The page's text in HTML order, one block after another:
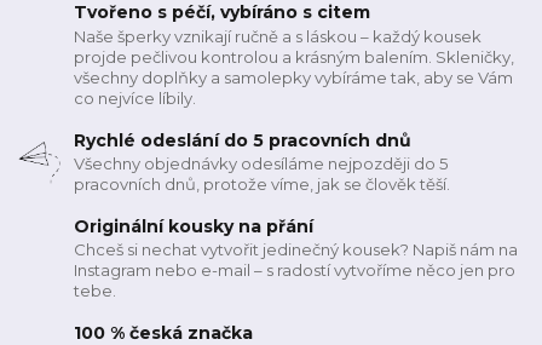
Tvořeno s péčí, vybíráno s citem
Naše šperky vznikají ručně a s láskou – každý kousek
projde pečlivou kontrolou a krásným balením. Skleničky,
všechny doplňky a samolepky vybíráme tak, aby se Vám
co nejvíce líbily.
Rychlé odeslání do 5 pracovních dnů
Všechny objednávky odesíláme nejpozději do 5
pracovních dnů, protože víme, jak se člověk těší.
Originální kousky na přání
Chceš si nechat vytvořit jedinečný kousek? Napiš nám na
Instagram nebo e-mail – s radostí vytvoříme něco jen pro
tebe.
100 % česká značka